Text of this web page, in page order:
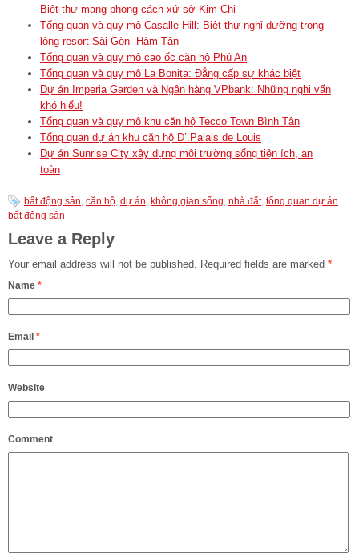
Biệt thự mang phong cách xứ sở Kim Chi
Tổng quan và quy mô Casalle Hill: Biệt thự nghỉ dưỡng trong
lòng resort Sài Gòn- Hàm Tân
Tổng quan và quy mô cao ốc căn hộ Phú An
Tổng quan và quy mô La Bonita: Đẳng cấp sự khác biệt
Dự án Imperia Garden và Ngân hàng VPbank: Những nghi vấn
khó hiểu!
Tổng quan và quy mô khu căn hộ Tecco Town Bình Tân
Tổng quan dự án khu căn hộ D’.Palais de Louis
Dự án Sunrise City xây dựng môi trường sống tiện ích, an
toàn
bất động sản căn hộ dự án không gian sống nhà đất, tổng quan dự án
bất đông sản
Leave a Reply
Your email address will not be published. Required fields are marked *
Name *
Email *
Website
Comment